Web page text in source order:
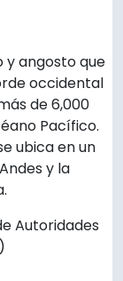
y angosto que
occidental
de 6,000
Pacífico.
ubica en un
y la
Autoridades